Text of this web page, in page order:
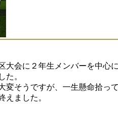
会に２年生メンバーを中心に
た。
そうですが、一生懸命拾って
えました。